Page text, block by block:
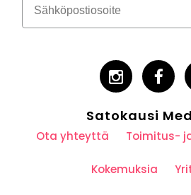
Satokausi
Ota yhteyttä Toimitus-
Kokemuksia